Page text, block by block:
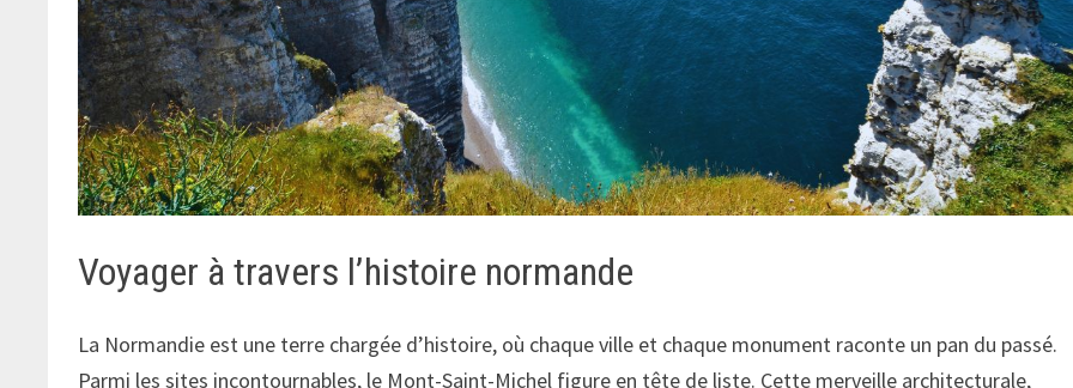
Voyager à travers l’histoire normande
La Normandie est une terre chargée d’histoire, où chaque ville et chaque monument raconte un pan du passé.
Parmi les sites incontournables, le Mont-Saint-Michel figure en tête de liste. Cette merveille architecturale,